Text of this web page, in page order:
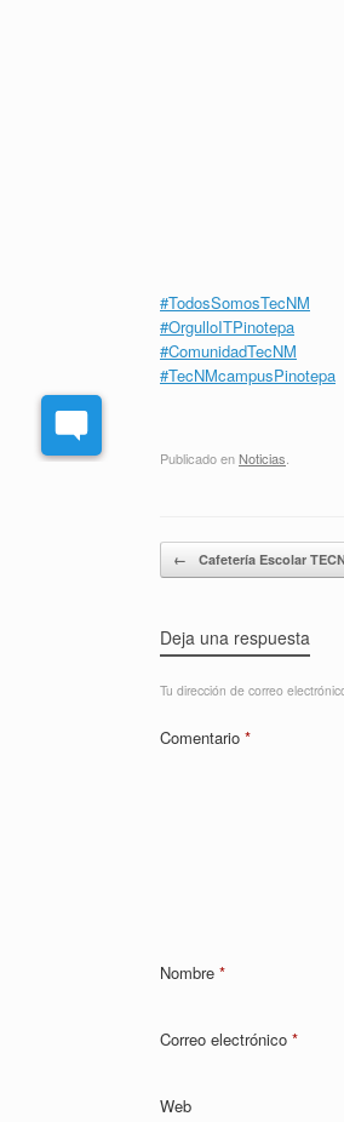
#TodosSomosTecNM
#OrgulloITPinotepa
#ComunidadTecNM
#TecNMcampusPinotepa
Publicado en Noticias
Navegador de artículos
← Cafetería Escolar
Deja una respuesta
Tu dirección de correo
Comentario *
Nombre *
Correo electrónico *
Web